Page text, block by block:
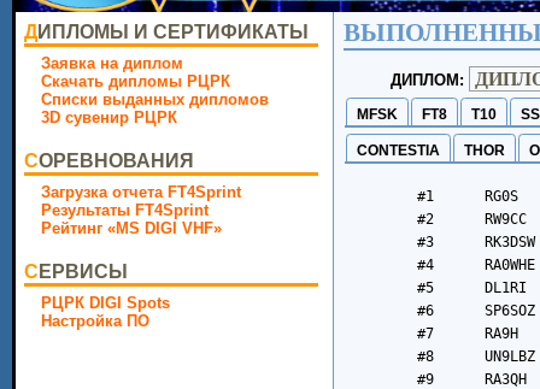
ДИПЛОМЫ И СЕРТИФИКАТЫ
Заявка на диплом
Скачать дипломы РЦРК
Списки выданных дипломов
3D сувенир РЦРК
СОРЕВНОВАНИЯ
Загрузка отчета FT4Sprint
Результаты FT4Sprint
Рейтинг «MS DIGI VHF»
СЕРВИСЫ
РЦРК DIGI Spots
Настройка ПО
ДИПЛОМ:
MFSK FT8 T10
CONTESTIA THOR
	#1	RG0S		#42	RU4H		#83	R4ADV
	#2	RW9CC		#43	RL1F		#84	UG0B
	#3	RK3DSW		#44	HI8S		#85	RA6FCU
	#4	RA0WHE		#45	R2ASY		#86	RA0SCA
	#5	DL1RI		#46	OD5ZZ		#87	RN9CA
	#6	SP6SOZ		#47	DK7OM		#88	UA1ANR
	#7	RA9H		#48	EA5WO		#89	EA8CZ
	#8	UN9LBZ		#49	UB9UZA		#90	HB0RER
	#9	RA3QH		#50	R1AV		#91	F8NHF